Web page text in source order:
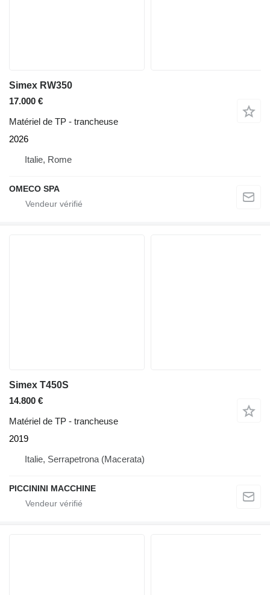
Simex RW350
17.000 €
Matériel de TP - trancheuse
2026
Italie, Rome
OMECO SPA
Simex T450S
14.800 €
Matériel de TP - trancheuse
2019
Italie, Serrapetrona (Macerata)
PICCININI MACCHINE